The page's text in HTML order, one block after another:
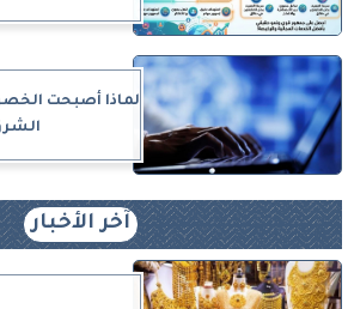
لماذا أصبحت
آخر الأخبار